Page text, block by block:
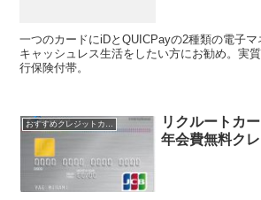
一つのカードにiDとQUICPayの2種類の電子マ
キャッシュレス生活をしたい方にお勧め。実
行保険付帯。
おすすめクレジットカード！
リクルートカ
年会費無料ク